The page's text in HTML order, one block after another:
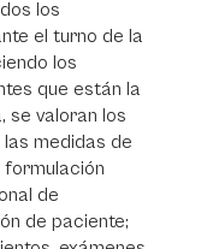
los
el turno de la
los
que están la
se valoran los
medidas de
de
de paciente;